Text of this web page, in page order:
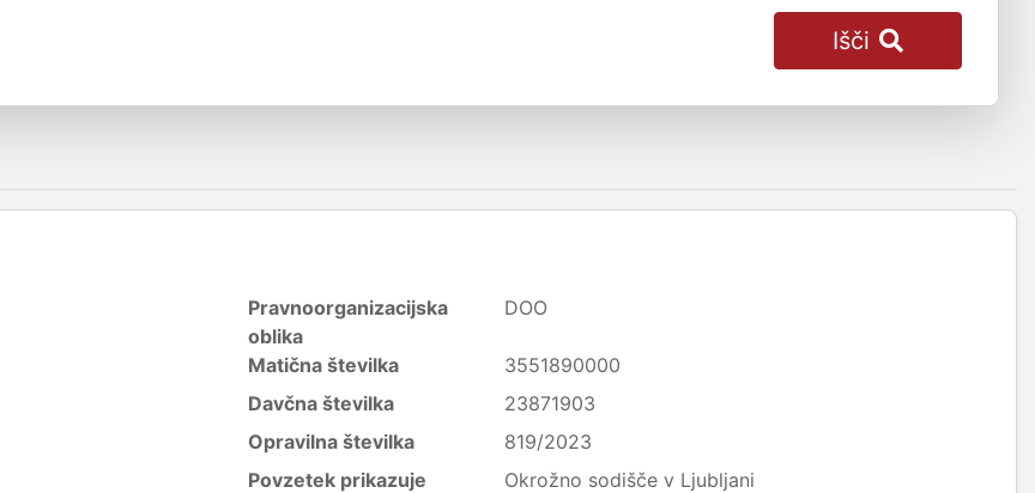
Išči
Pravnoorganizacijska
oblika
DOO
Matična številka
3551890000
Davčna številka
23871903
Opravilna številka
819/2023
Povzetek prikazuje
Okrožno sodišče v Ljubljani